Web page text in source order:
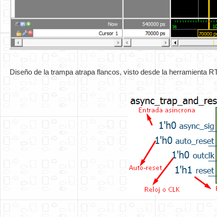
Diseño de la trampa atrapa flancos, visto desde la herramienta